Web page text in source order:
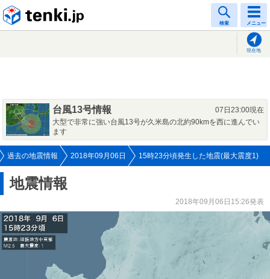
検索 メニュー
現在地
台風13号情報
07日23:00現在
大型で非常に強い台風13号が久米島の北約90kmを西に進んでい
ます
過去の地震情報 2018年09月06日 15時23分頃発生した地震(最大震度1)
地震情報
2018年09月06日15:26発表